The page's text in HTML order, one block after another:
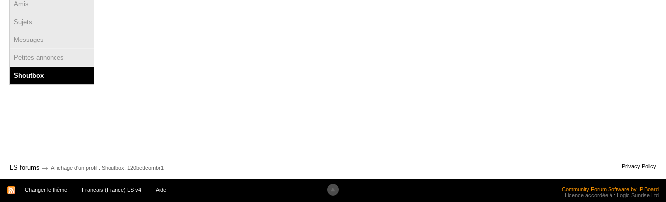
Amis
Sujets
Messages
Petites annonces
Shoutbox
LS forums → Affichage d'un profil : Shoutbox: 120bettcombr1 Privacy Policy
Changer le thème Français (France) LS v4 Aide
Community Forum Software by IP.Board
Licence accordée à : Logic Sunrise Ltd